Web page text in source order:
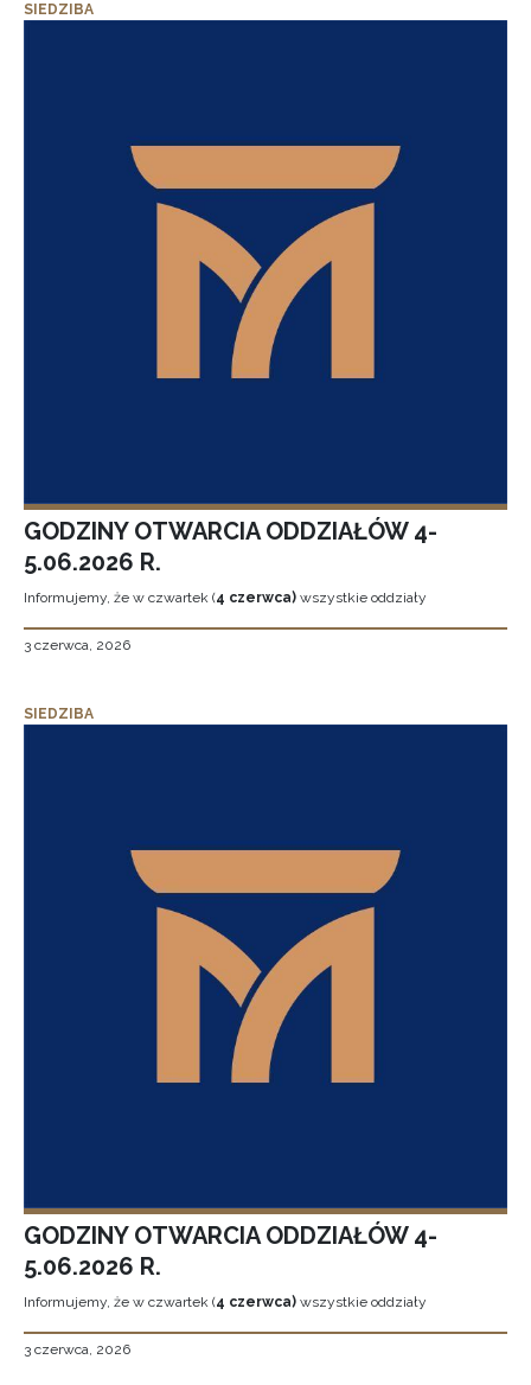
SIEDZIBA
GODZINY OTWARCIA ODDZIAŁÓW 4-
5.06.2026 R.
Informujemy, że w czwartek (4 czerwca) wszystkie oddziały
3 czerwca, 2026
SIEDZIBA
GODZINY OTWARCIA ODDZIAŁÓW 4-
5.06.2026 R.
Informujemy, że w czwartek (4 czerwca) wszystkie oddziały
3 czerwca, 2026